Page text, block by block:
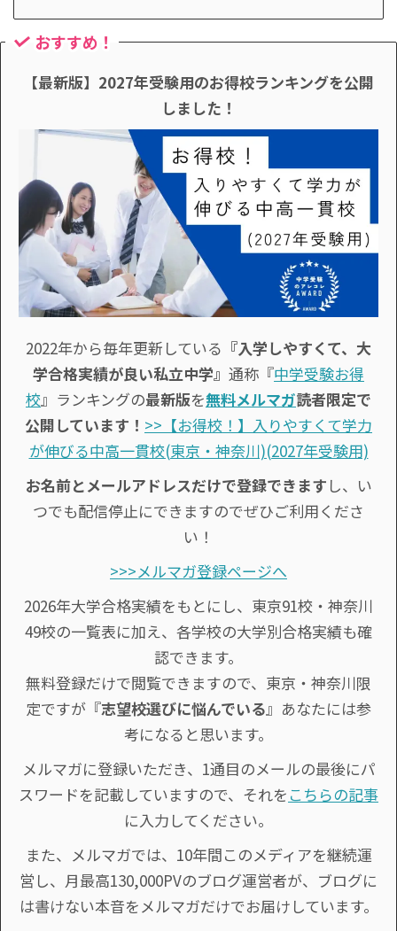
おすすめ！
【最新版】2027年受験用のお得校ランキングを公開
しました！
2022年から毎年更新している 『入学しやすくて、大
学合格実績が良い私立中学』 通称『中学受験お得
校』ランキングの最新版を無料メルマガ読者限定で
公開しています！ >>【お得校！】入りやすくて学力
が伸びる中高一貫校(東京・神奈川)(2027年受験用)
お名前とメールアドレスだけで登録できます し、い
つでも配信停止にできますのでぜひご利用くださ
い！
>>>メルマガ登録ページへ
2026年大学合格実績をもとにし、東京91校・神奈川
49校の一覧表に加え、各学校の大学別合格実績も確
認できます。
無料登録だけで閲覧できますので、東京・神奈川限
定ですが『志望校選びに悩んでいる』あなたには参
考になると思います。
メルマガに登録いただき、1通目のメールの最後にパ
スワードを記載していますので、それを こちらの記事
に入力してください。
また、メルマガでは、10年間このメディアを継続運
営し、月最高130,000PVのブログ運営者が、ブログに
は書けない本音をメルマガだけでお届けしています。